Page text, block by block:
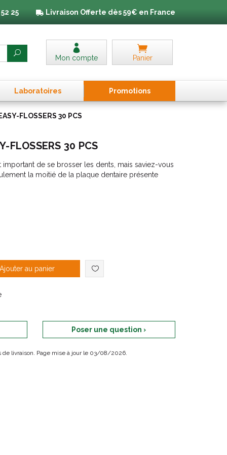
25 Livraison Offerte dès 59€ en France
Mon compte Panier
Laboratoires Promotions
FLOSSERS 30 PCS
FLOSSERS 30 PCS
de se brosser les dents, mais saviez-vous
la moitié de la plaque dentaire présente
au panier
Poser une question ›
de livraison. Page mise à jour le 03/08/2026.